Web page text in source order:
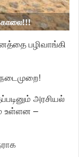
பழிவாங்கி
அரசியல்
உள்ளன –